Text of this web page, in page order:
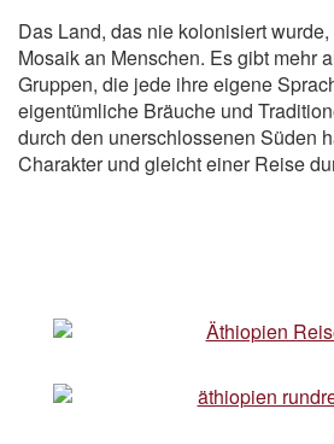
Das Land, das nie kolonisiert
Mosaik an Menschen. Es gibt mehr
Gruppen, die jede ihre eigene
eigentümliche Bräuche und
durch den unerschlossenen Süden
Charakter und gleicht einer Reise